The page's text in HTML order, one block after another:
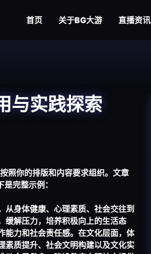
首页 关于BG大游 直播资讯
与实践探索
照你的排版和内容要求组织。文章
完整示例：
从身体健康、心理素质、社会交往到
缓解压力，培养积极向上的生活态
能力和社会责任感。在文化层面，体
素质提升、社会文明构建以及文化实